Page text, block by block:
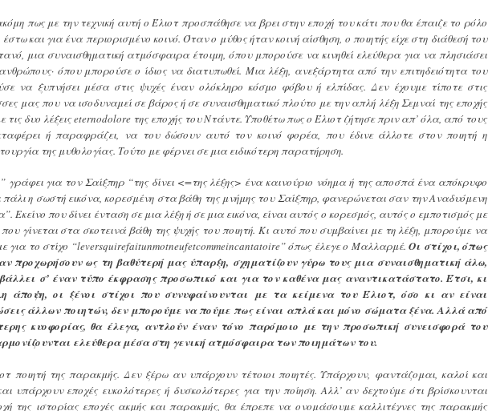
πως με την τεχνική αυτή ο Έλιοτ προσπάθησε να βρει στην εποχή του κάτι που θα έπαιζε το ρόλο
και για ένα περιορισμένο κοινό. Όταν ο μύθος ήταν κοινή αίσθηση, ο ποιητής είχε στη διάθεσή του
μια συναισθηματική ατμόσφαιρα έτοιμη, όπου μπορούσε να κινηθεί ελεύθερα για να πλησιάσει
όπου μπορούσε ο ίδιος να διατυπωθεί. Μια λέξη, ανεξάρτητα από την επιτηδειότητα του
να ξυπνήσει μέσα στις ψυχές έναν ολόκληρο κόσμο φόβου ή ελπίδας. Δεν έχουμε τίποτε στις
μας που να ισοδυναμεί σε βάρος ή σε συναισθηματικό πλούτο με την απλή λέξη Σεμναί της εποχής
τις δυο λέξεις eternodolore της εποχής του Ντάντε. Υποθέτω πως ο Έλιοτ ζήτησε πριν απ’ όλα, από τους
ή παραφράζει, να του δώσουν αυτό τον κοινό φορέα, που έδινε άλλοτε στον ποιητή η
της μυθολογίας. Τούτο με φέρνει σε μια ειδικότερη παρατήρηση.
γράφει για τον Σαίξπηρ “της δίνει <=της λέξης> ένα καινούριο νόημα ή της αποσπά ένα απόκρυφο
πάλι η σωστή εικόνα, κορεσμένη στα βάθη της μνήμης του Σαίξπηρ, φανερώνεται σαν την Αναδυόμενη
Εκείνο που δίνει ένταση σε μια λέξη ή σε μια εικόνα, είναι αυτός ο κορεσμός, αυτός ο εμποτισμός με
γίνεται στα σκοτεινά βάθη της ψυχής του ποιητή. Κι αυτό που συμβαίνει με τη λέξη, μπορούμε να
για το στίχο “leversquirefaitunmotneufetcommeincantatoire” όπως έλεγε ο Μαλλαρμέ. Οι στίχοι, όπως
προχωρήσουν ως τη βαθύτερή μας ύπαρξη, σχηματίζουν γύρω τους μια συναισθηματική άλω,
σ’ έναν τύπο έκφρασης προσωπικό και για τον καθένα μας αναντικατάστατο. Έτσι, κι
άποψη, οι ξένοι στίχοι που συνυφαίνουνται με τα κείμενα του Έλιοτ, όσο κι αν είναι
άλλων ποιητών, δεν μπορούμε να πούμε πως είναι απλά και μόνο σώματα ξένα. Αλλά από
κυοφορίας, θα έλεγα, αντλούν έναν τόνο παρόμοιο με την προσωπική συνεισφορά του
ελεύθερα μέσα στη γενική ατμόσφαιρα των ποιημάτων του.
ποιητή της παρακμής. Δεν ξέρω αν υπάρχουν τέτοιοι ποιητές. Υπάρχουν, φαντάζομαι, καλοί και
υπάρχουν εποχές ευκολότερες ή δυσκολότερες για την ποίηση. Αλλ’ αν δεχτούμε ότι βρίσκουνται
της ιστορίας εποχές ακμής και παρακμής, θα έπρεπε να ονομάσουμε καλλιτέχνες της παρακμής